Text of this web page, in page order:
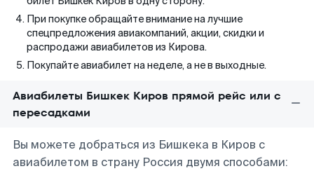
При покупке обращайте внимание на лучшие
спецпредложения авиакомпаний, акции, скидки и
распродажи авиабилетов из Кирова.
Покупайте авиабилет на неделе, а не в выходные.
Авиабилеты Бишкек Киров прямой рейс или с
пересадками
Вы можете добраться из Бишкека в Киров с
авиабилетом в страну Россия двумя способами: